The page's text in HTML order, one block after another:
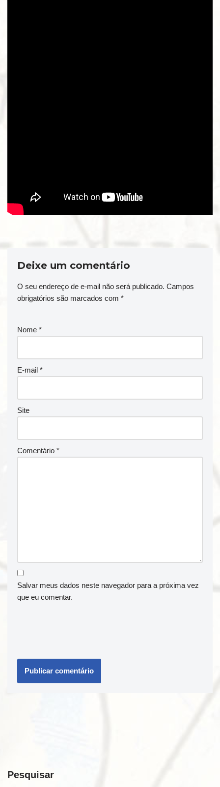
Deixe um comentário
O seu endereço de e-mail não será publicado. Campos
obrigatórios são marcados com *
Nome *
E-mail *
Site
Comentário *
Salvar meus dados neste navegador para a próxima vez
que eu comentar.
Pesquisar